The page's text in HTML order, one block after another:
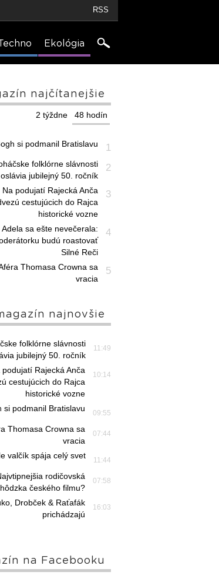
RSS
Ekológia
najčítanejšie
48 hodín
2 týždne
1
si podmanil Bratislavu
2
folklórne slávnosti
oslávia jubilejný 50. ročník
3
Na podujatí Rajecká Anča
cestujúcich do Rajca
historické vozne
4
Adela sa ešte nevečerala:
budú roastovať
Silné Reči
5
Thomasa Crowna sa
vracia
najnovšie
11:49
folklórne slávnosti
jubilejný 50. ročník
10:14
podujatí Rajecká Anča
cestujúcich do Rajca
historické vozne
09:55
si podmanil Bratislavu
07:44
Thomasa Crowna sa
vracia
11:44
valčík spája celý svet
07:58
rodičovská
českého filmu?
16:03
Drobček & Raťafák
prichádzajú
na Facebooku